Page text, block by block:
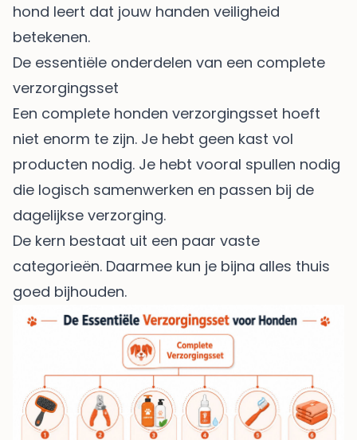
hond leert dat jouw handen veiligheid
betekenen.
De essentiële onderdelen van een complete
verzorgingsset
Een complete honden verzorgingsset hoeft
niet enorm te zijn. Je hebt geen kast vol
producten nodig. Je hebt vooral spullen nodig
die logisch samenwerken en passen bij de
dagelijkse verzorging.
De kern bestaat uit een paar vaste
categorieën. Daarmee kun je bijna alles thuis
goed bijhouden.